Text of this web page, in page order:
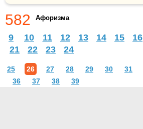
582 Афоризма
9 10 11 12 13 14 15 16
21
22 23 24
25 26 27 28 29 30 31
36
37 38 39